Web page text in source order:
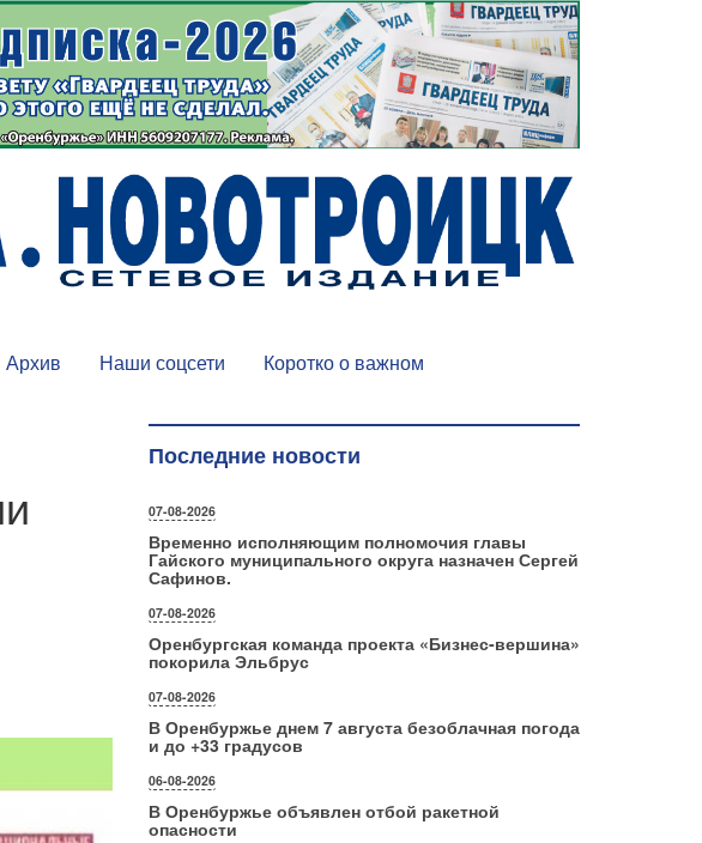
Архив Наши соцсети Коротко о важном
Последние новости
07-08-2026
Временно исполняющим полномочия главы
Гайского муниципального округа назначен Сергей
Сафинов.
07-08-2026
Оренбургская команда проекта «Бизнес‑вершина»
покорила Эльбрус
07-08-2026
В Оренбуржье днем 7 августа безоблачная погода
и до +33 градусов
06-08-2026
В Оренбуржье объявлен отбой ракетной
опасности